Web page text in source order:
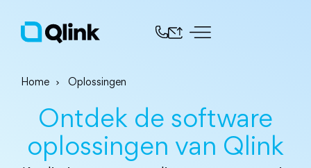
Home Oplossingen
Ontdek de software
oplossingen van Qlink